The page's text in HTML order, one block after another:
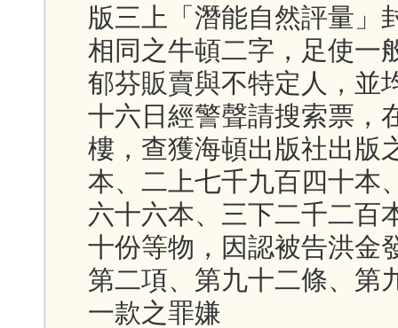
版三上「潛能自然評量」
相同之牛頓二字，足使一
郁芬販賣與不特定人，並
十六日經警聲請搜索票，
樓，查獲海頓出版社出版
本、二上七千九百四十本
六十六本、三下二千二百
十份等物，因認被告洪金
第二項、第九十二條、第
一款之罪嫌